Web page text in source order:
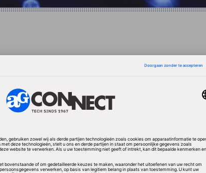
rondom het concept van aanraakschermen,
versie van Internet Explorer waar
De browser kan sneller beelden renderen en
voor online betalen.
van Outlook beter aansluiten op de pc-
eindgebruiker kan daardoor makkelijker
Attachments in Word, Excel en